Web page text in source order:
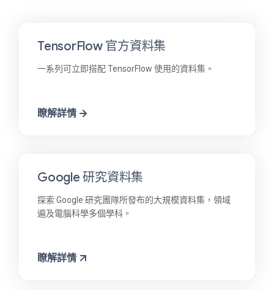
TensorFlow 官方資料集
一系列可立即搭配 TensorFlow 使用的資料集。
瞭解詳情
Google 研究資料集
探索 Google 研究團隊所發布的大規模資料集，領域
遍及電腦科學多個學科。
瞭解詳情